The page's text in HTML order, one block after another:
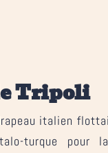
Tripoli
italien
turque pour